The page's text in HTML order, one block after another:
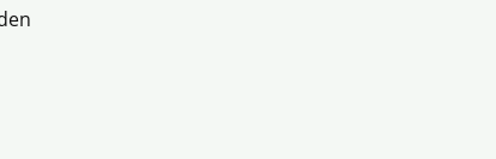
Anhalt e.V.